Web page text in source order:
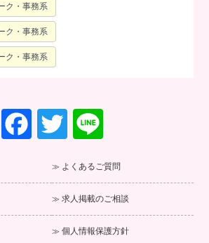
ク・事務系
ク・事務系
ク・事務系
F
a
e
b
T
wi
tt
er
e
よくあるご質問
求人掲載のご相談
個人情報保護方針